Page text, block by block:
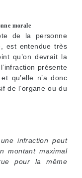
morale
de la personne
est entendue très
qu’on devrait la
présente
qu’elle n’a donc
de l’organe ou du
infraction peut
montant maximal
pour la même